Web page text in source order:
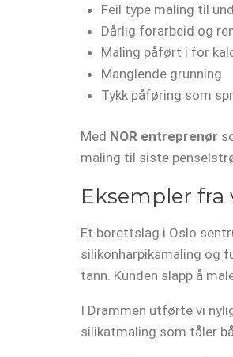
Feil type maling til
Dårlig forarbeid og
Maling påført i for
Manglende grunning
Tykk påføring som
Med NOR entreprenør
maling til siste
Eksempler
Et borettslag i Oslo
silikonharpiksmaling og
tann. Kunden slapp å
I Drammen utførte vi
silikatmaling som tåler